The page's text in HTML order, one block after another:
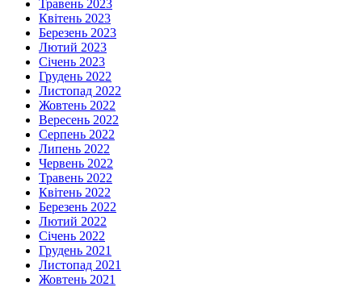
Травень 2023
Квітень 2023
Березень 2023
Лютий 2023
Січень 2023
Грудень 2022
Листопад 2022
Жовтень 2022
Вересень 2022
Серпень 2022
Липень 2022
Червень 2022
Травень 2022
Квітень 2022
Березень 2022
Лютий 2022
Січень 2022
Грудень 2021
Листопад 2021
Жовтень 2021